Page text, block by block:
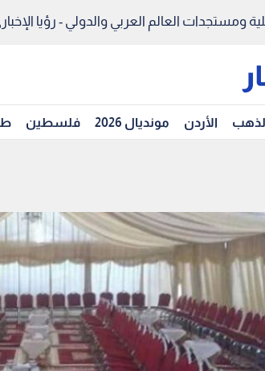
ومستجدات العالم العربي والدولي - رؤيا
الأردن مونديال 2026 فلسطين